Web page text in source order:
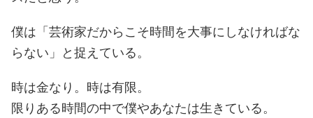
僕は「芸術家だからこそ時間を大事にしなければな
らない」と捉えている。
時は金なり。時は有限。
限りある時間の中で僕やあなたは生きている。